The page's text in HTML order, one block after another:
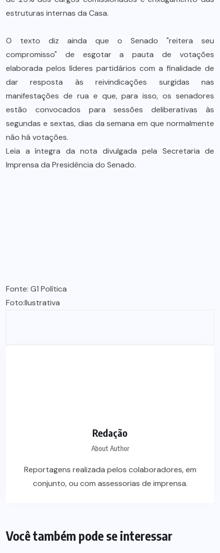
estruturas internas da Casa.
O texto diz ainda que o Senado "reitera seu
compromisso" de esgotar a pauta de votações
elaborada pelos líderes partidários com a finalidade de
dar resposta às reivindicações surgidas nas
manifestações de rua e que, para isso, os senadores
estão convocados para sessões deliberativas às
segundas e sextas, dias da semana em que normalmente
não há votações.
Leia a íntegra da nota divulgada pela Secretaria de
Imprensa da Presidência do Senado.
Fonte: G1 Política
Foto:Ilustrativa
Redação
About Author
Reportagens realizada pelos colaboradores, em
conjunto, ou com assessorias de imprensa.
Você também pode se interessar